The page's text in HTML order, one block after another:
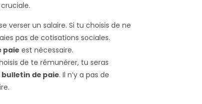
verser un salaire. Si tu choisis de ne
pas de cotisations sociales.
paie est nécessaire.
de te rémunérer, tu seras
bulletin de paie. Il n’y a pas de